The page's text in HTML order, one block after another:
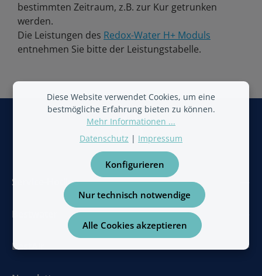
bestimmten Zeitraum, z.B. zur Kur getrunken
werden.
Die Leistungen des Redox-Water H+ Moduls
entnehmen Sie bitte der Leistungstabelle.
Service-Hotline
Bestwater
BestAir
Diese Website verwendet Cookies, um eine
bestmögliche Erfahrung bieten zu können.
Mehr Informationen ...
Datenschutz | Impressum
Nur technisch notwendige
Konfigurieren
Alle Cookies akzeptieren